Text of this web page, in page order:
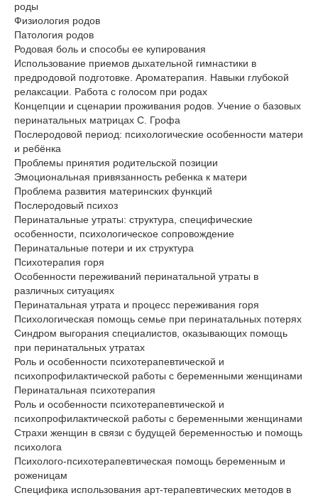
роды
Физиология родов
Патология родов
Родовая боль и способы ее купирования
Использование приемов дыхательной гимнастики в
предродовой подготовке. Ароматерапия. Навыки глубокой
релаксации. Работа с голосом при родах
Концепции и сценарии проживания родов. Учение о базовых
перинатальных матрицах С. Грофа
Послеродовой период: психологические особенности матери
и ребёнка
Проблемы принятия родительской позиции
Эмоциональная привязанность ребенка к матери
Проблема развития материнских функций
Послеродовый психоз
Перинатальные утраты: структура, специфические
особенности, психологическое сопровождение
Перинатальные потери и их структура
Психотерапия горя
Особенности переживаний перинатальной утраты в
различных ситуациях
Перинатальная утрата и процесс переживания горя
Психологическая помощь семье при перинатальных потерях
Синдром выгорания специалистов, оказывающих помощь
при перинатальных утратах
Роль и особенности психотерапевтической и
психопрофилактической работы с беременными женщинами
Перинатальная психотерапия
Роль и особенности психотерапевтической и
психопрофилактической работы с беременными женщинами
Страхи женщин в связи с будущей беременностью и помощь
психолога
Психолого-психотерапевтическая помощь беременным и
роженицам
Специфика использования арт-терапевтических методов в